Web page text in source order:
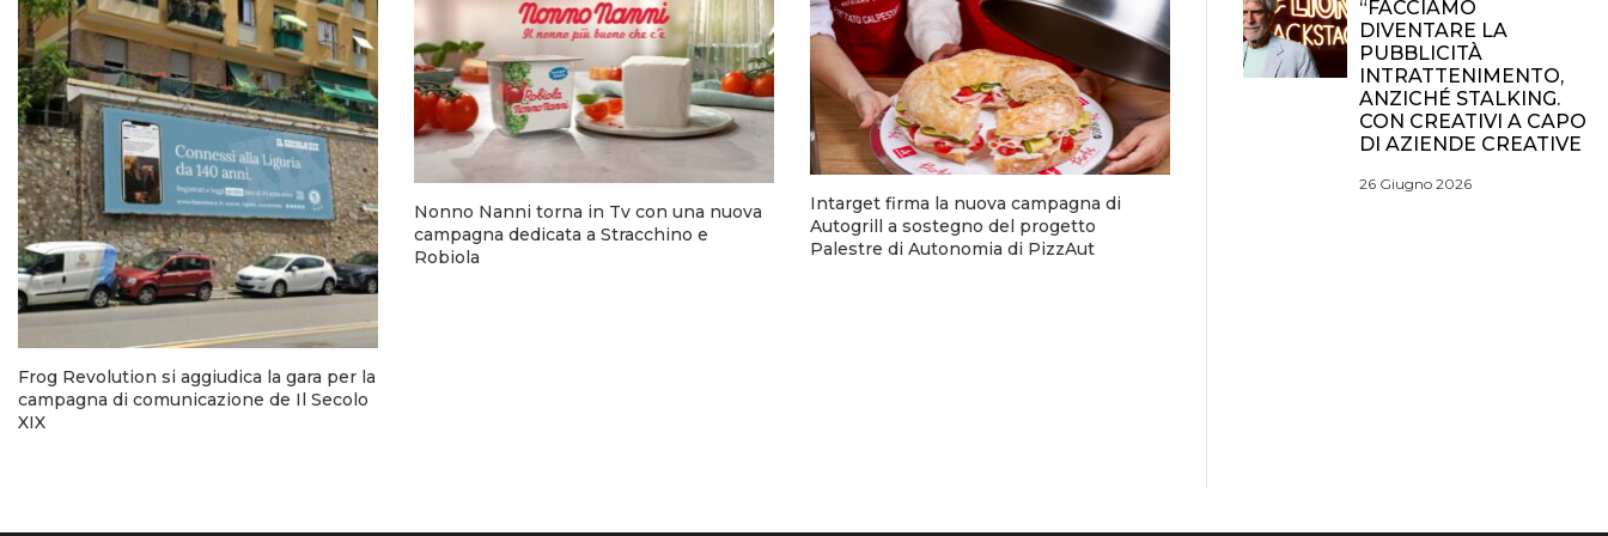
Frog Revolution si aggiudica la gara per la
campagna di comunicazione de Il Secolo
XIX
Nonno Nanni torna in Tv con una nuova
campagna dedicata a Stracchino e
Robiola
Intarget firma la nuova campagna di
Autogrill a sostegno del progetto
Palestre di Autonomia di PizzAut
“FACCIAMO
DIVENTARE LA
PUBBLICITÀ
INTRATTENIMENTO,
ANZICHÉ STALKING.
CON CREATIVI A CAPO
DI AZIENDE CREATIVE
26 Giugno 2026